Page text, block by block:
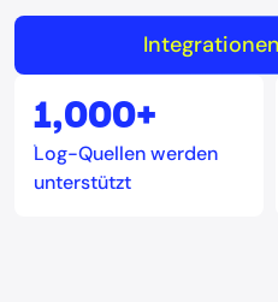
1,000+
Log-Quellen werden
unterstützt